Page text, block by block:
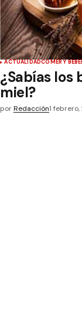
ACTUALIDADCOMER Y
¿Sabías los
miel?
por Redacción1